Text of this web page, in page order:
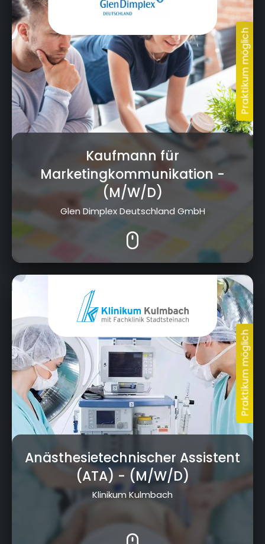
Kaufmann für
Marketingkommunikation -
(M/W/D)
Glen Dimplex Deutschland GmbH
Albert-Schweitzer-Straße 10, 95326 Kulmbach
Anästhesietechnischer Assistent
(ATA) - (M/W/D)
Klinikum Kulmbach